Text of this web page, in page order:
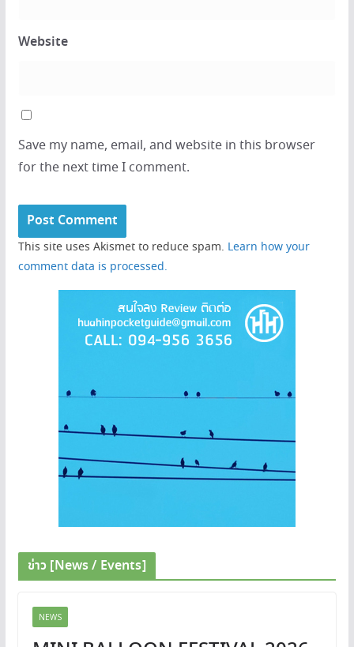
Website
Save my name, email, and website in this browser
for the next time I comment.
This site uses Akismet to reduce spam. Learn how your
comment data is processed.
ข่าว [News / Events]
NEWS